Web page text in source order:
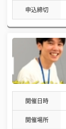
申込締切
開催日時
開催場所